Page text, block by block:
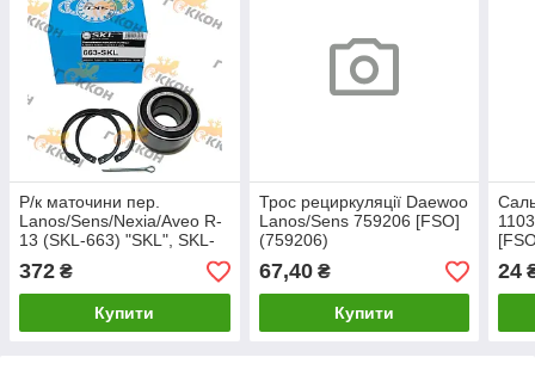
Р/к маточини пер.
Lanos/Sens/Nexia/Aveo R-
13 (SKL-663) "SKL", SKL-
372 ₴
Купити
Трос рециркуляції Daewoo
Lanos/Sens 759206 [FSO]
(759206)
67,40₴
Купити
24